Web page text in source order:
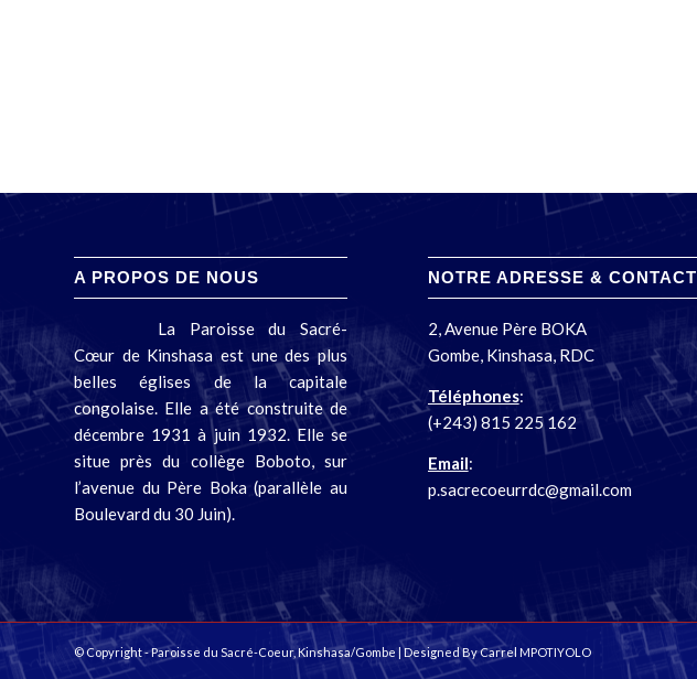
A PROPOS DE NOUS
La Paroisse du Sacré-
Cœur de Kinshasa est une des plus
belles églises de la capitale
congolaise. Elle a été construite de
décembre 1931 à juin 1932. Elle se
situe près du collège Boboto, sur
l’avenue du Père Boka (parallèle au
Boulevard du 30 Juin).
NOTRE ADRESSE & CONTACT
2, Avenue Père BOKA
Gombe, Kinshasa, RDC
Téléphones:
(+243) 815 225 162
Email:
p.sacrecoeurrdc@gmail.com
© Copyright - Paroisse du Sacré-Coeur, Kinshasa/Gombe | Designed ByCarrel MPOTIYOLO